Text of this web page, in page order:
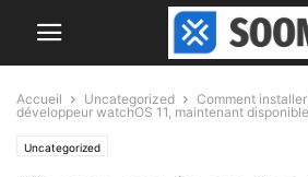
Accueil Uncategorized
Comment
développeur watchOS 11, maintenant
Uncategorized